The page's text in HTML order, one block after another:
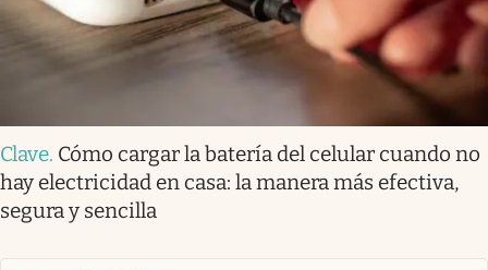
Clave. Cómo cargar la batería del celular cuando no
hay electricidad en casa: la manera más efectiva,
segura y sencilla